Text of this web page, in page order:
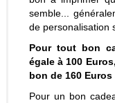
semble...
de personalisation
Pour tout bon
égale à 100
bon de 160
Pour un bon